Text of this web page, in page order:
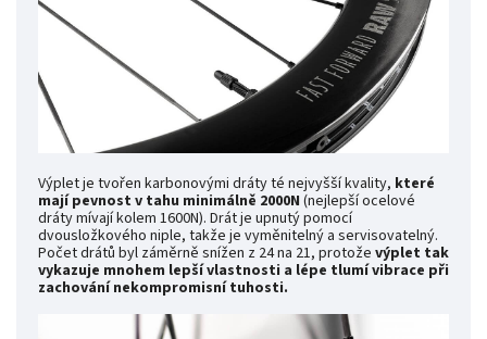
Výplet je tvořen karbonovými dráty té nejvyšší kvality, které
mají pevnost v tahu minimálně 2000N (nejlepší ocelové
dráty mívají kolem 1600N). Drát je upnutý pomocí
dvousložkového niple, takže je vyměnitelný a servisovatelný.
Počet drátů byl záměrně snížen z 24 na 21, protože výplet tak
vykazuje mnohem lepší vlastnosti a lépe tlumí vibrace při
zachování nekompromisní tuhosti.